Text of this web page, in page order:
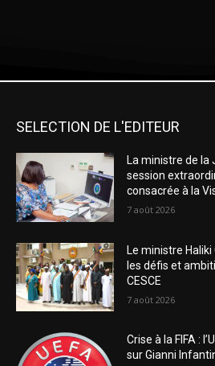
SELECTION DE L'EDITEUR
La ministre de la
session
consacrée à la
7 août 2026
Le ministre
les défis et
CESCE
7 août 2026
Crise à la FIFA :
sur Gianni